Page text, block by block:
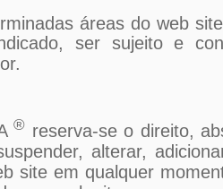
áreas do web
ser sujeito e
® reserva-se o direito,
alterar,
site em qualquer